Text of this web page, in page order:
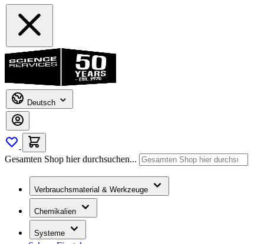
Deutsch
Gesamten Shop hier durchsuchen...
Verbrauchsmaterial & Werkzeuge
Chemikalien
Systeme